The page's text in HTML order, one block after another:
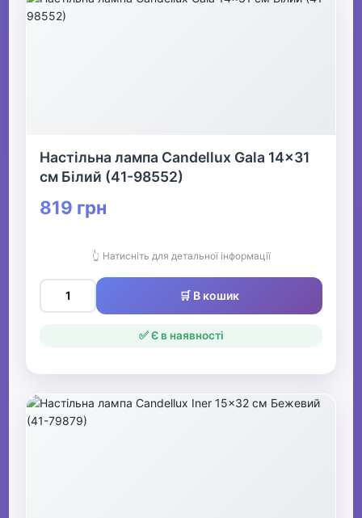
Настільна лампа Candellux Gala 14x31
см Білий (41-98552)
819 грн
👆 Натисніть для детальної інформації
🛒 В кошик
✅ Є в наявності